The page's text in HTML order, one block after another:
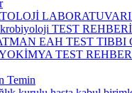
TEST
EAH TEST TIBBI
TEST
Temin